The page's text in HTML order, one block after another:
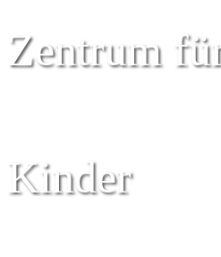
Zentrum
Kinder